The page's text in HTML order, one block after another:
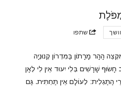
שתפו
הָהָר מָרָתוֹן בַּמִּדְרוֹן קְנוּנְיָה
חָשׂוּף שָׁרָשִׁים בְּלִי יִעוּד אֵין לִי לְאָן
הַתַּגְלִית: לְעוֹלָם אֵין תַּחְתִּית. גַּם